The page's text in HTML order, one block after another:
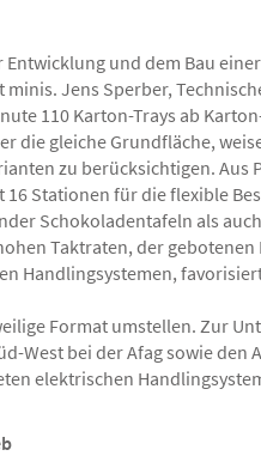
und dem Bau
Jens Sperber,
110 Karton-Trays ab
die gleiche Grundfläche,
zu berücksichtigen.
Stationen für die flexible
Schokoladentafeln als
Taktraten, der
Handlingsystemen,
Format umstellen. Zur
West bei der Afag sowie
elektrischen